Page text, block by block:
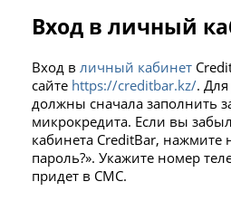
Вход в личный
Вход в личный кабинет
сайте https://creditbar.kz/.
должны сначала заполнить
микрокредита. Если вы
кабинета CreditBar, нажмите
пароль?». Укажите номер
придет в СМС.